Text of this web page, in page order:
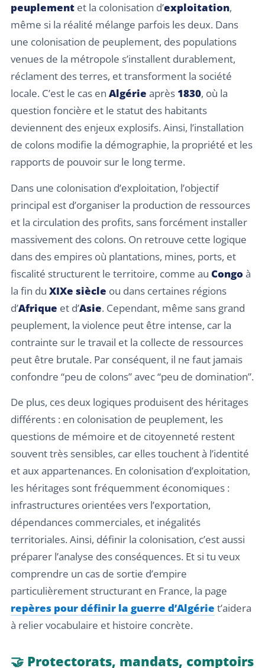
peuplement et la colonisation d’exploitation,
même si la réalité mélange parfois les deux. Dans
une colonisation de peuplement, des populations
venues de la métropole s’installent durablement,
réclament des terres, et transforment la société
locale. C’est le cas en Algérie après 1830, où la
question foncière et le statut des habitants
deviennent des enjeux explosifs. Ainsi, l’installation
de colons modifie la démographie, la propriété et les
rapports de pouvoir sur le long terme.
Dans une colonisation d’exploitation, l’objectif
principal est d’organiser la production de ressources
et la circulation des profits, sans forcément installer
massivement des colons. On retrouve cette logique
dans des empires où plantations, mines, ports, et
fiscalité structurent le territoire, comme au Congo à
la fin du XIXe siècle ou dans certaines régions
d’Afrique et d’Asie. Cependant, même sans grand
peuplement, la violence peut être intense, car la
contrainte sur le travail et la collecte de ressources
peut être brutale. Par conséquent, il ne faut jamais
confondre “peu de colons” avec “peu de domination”.
De plus, ces deux logiques produisent des héritages
différents : en colonisation de peuplement, les
questions de mémoire et de citoyenneté restent
souvent très sensibles, car elles touchent à l’identité
et aux appartenances. En colonisation d’exploitation,
les héritages sont fréquemment économiques :
infrastructures orientées vers l’exportation,
dépendances commerciales, et inégalités
territoriales. Ainsi, définir la colonisation, c’est aussi
préparer l’analyse des conséquences. Et si tu veux
comprendre un cas de sortie d’empire
particulièrement structurant en France, la page
repères pour définir la guerre d’Algérie t’aidera
à relier vocabulaire et histoire concrète.
🤝 Protectorats, mandats, comptoirs